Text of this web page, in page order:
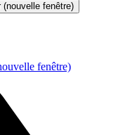
(nouvelle fenêtre)
fenêtre)